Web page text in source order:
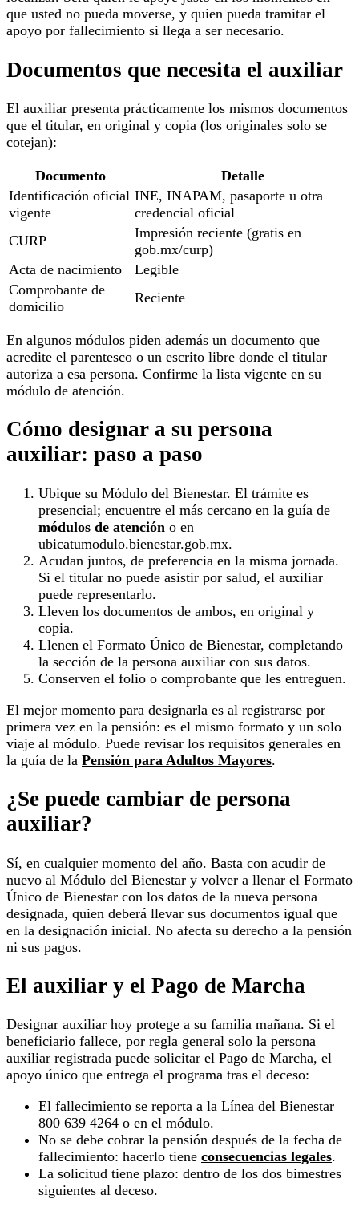
que usted no pueda moverse, y quien pueda tramitar el
apoyo por fallecimiento si llega a ser necesario.
Documentos que necesita el auxiliar
El auxiliar presenta prácticamente los mismos documentos
que el titular, en original y copia (los originales solo se
cotejan):
Documento
Detalle
Identificación oficial
vigente
INE, INAPAM, pasaporte u otra
credencial oficial
CURP
Impresión reciente (gratis en
gob.mx/curp)
Acta de nacimiento
Legible
Comprobante de
domicilio
Reciente
En algunos módulos piden además un documento que
acredite el parentesco o un escrito libre donde el titular
autoriza a esa persona. Confirme la lista vigente en su
módulo de atención.
Cómo designar a su persona
auxiliar: paso a paso
Ubique su Módulo del Bienestar. El trámite es
presencial; encuentre el más cercano en la guía de
módulos de atención o en
ubicatumodulo.bienestar.gob.mx.
Acudan juntos, de preferencia en la misma jornada.
Si el titular no puede asistir por salud, el auxiliar
puede representarlo.
Lleven los documentos de ambos, en original y
copia.
Llenen el Formato Único de Bienestar, completando
la sección de la persona auxiliar con sus datos.
Conserven el folio o comprobante que les entreguen.
El mejor momento para designarla es al registrarse por
primera vez en la pensión: es el mismo formato y un solo
viaje al módulo. Puede revisar los requisitos generales en
la guía de la Pensión para Adultos Mayores.
¿Se puede cambiar de persona
auxiliar?
Sí, en cualquier momento del año. Basta con acudir de
nuevo al Módulo del Bienestar y volver a llenar el Formato
Único de Bienestar con los datos de la nueva persona
designada, quien deberá llevar sus documentos igual que
en la designación inicial. No afecta su derecho a la pensión
ni sus pagos.
El auxiliar y el Pago de Marcha
Designar auxiliar hoy protege a su familia mañana. Si el
beneficiario fallece, por regla general solo la persona
auxiliar registrada puede solicitar el Pago de Marcha, el
apoyo único que entrega el programa tras el deceso:
El fallecimiento se reporta a la Línea del Bienestar
800 639 4264 o en el módulo.
No se debe cobrar la pensión después de la fecha de
fallecimiento: hacerlo tiene consecuencias legales.
La solicitud tiene plazo: dentro de los dos bimestres
siguientes al deceso.